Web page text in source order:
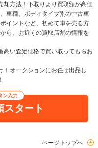
却方法！下取りより買取額が高価
車種、ボディタイプ別の中古車
イントなど、初めて車を売る方
ら、お近くの買取店舗の情報を
高い査定価格で買い取ってもらお
！オークションにお任せ出品し
ン入力
スタート
ページトップへ